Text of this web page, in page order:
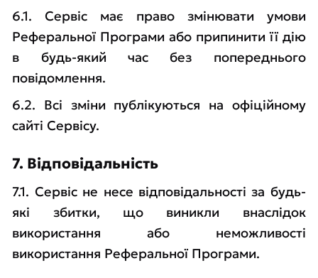
6.1. Сервіс має право змінювати умови
Реферальної Програми або припинити її дію
в будь-який час без попереднього
повідомлення.
6.2. Всі зміни публікуються на офіційному
сайті Сервісу.
7. Відповідальність
7.1. Сервіс не несе відповідальності за будь-
які збитки, що виникли внаслідок
використання або неможливості
використання Реферальної Програми.